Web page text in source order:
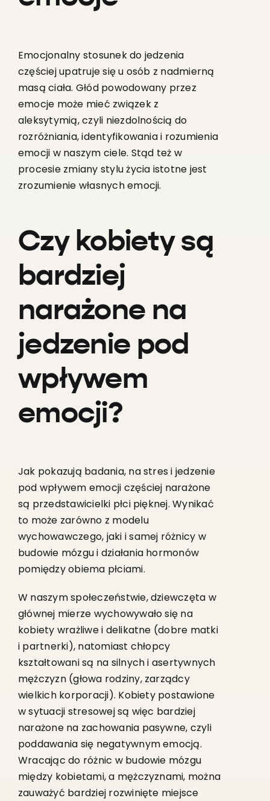
Emocjonalny stosunek do jedzenia
częściej upatruje się u osób z nadmierną
masą ciała. Głód powodowany przez
emocje może mieć związek z
aleksytymią, czyli niezdolnością do
rozróżniania, identyfikowania i rozumienia
emocji w naszym ciele. Stąd też w
procesie zmiany stylu życia istotne jest
zrozumienie własnych emocji.
Czy kobiety są
bardziej
narażone na
jedzenie pod
wpływem
emocji?
Jak pokazują badania, na stres i jedzenie
pod wpływem emocji częściej narażone
są przedstawicielki płci pięknej. Wynikać
to może zarówno z modelu
wychowawczego, jaki i samej różnicy w
budowie mózgu i działania hormonów
pomiędzy obiema płciami.
W naszym społeczeństwie, dziewczęta w
głównej mierze wychowywało się na
kobiety wrażliwe i delikatne (dobre matki
i partnerki), natomiast chłopcy
kształtowani są na silnych i asertywnych
mężczyzn (głowa rodziny, zarządcy
wielkich korporacji). Kobiety postawione
w sytuacji stresowej są więc bardziej
narażone na zachowania pasywne, czyli
poddawania się negatywnym emocją.
Wracając do różnic w budowie mózgu
między kobietami, a mężczyznami, można
zauważyć bardziej rozwinięte miejsce